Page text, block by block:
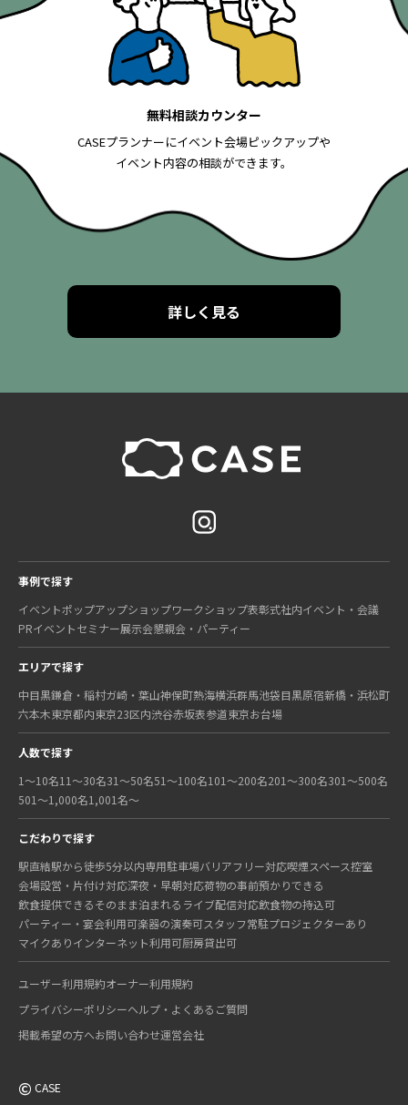
無料相談カウンター
CASEプランナーにイベント会場ピックアップや
イベント内容の相談ができます。
詳しく見る
事例で探す
イベントポップアップショップワークショップ表彰式社内イベント・会議
PRイベントセミナー展示会懇親会・パーティー
エリアで探す
中目黒鎌倉・稲村ガ崎・葉山神保町熱海横浜群馬池袋目黒原宿新橋・浜松町
六本木東京都内東京23区内渋谷赤坂表参道東京お台場
人数で探す
1〜10名11〜30名31〜50名51〜100名101〜200名201〜300名301〜500名
501〜1,000名1,001名〜
こだわりで探す
駅直結駅から徒歩5分以内専用駐車場バリアフリー対応喫煙スペース控室
会場設営・片付け対応深夜・早朝対応荷物の事前預かりできる
飲食提供できるそのまま泊まれる ライブ配信対応飲食物の持込可
パーティー・宴会利用可楽器の演奏可スタッフ常駐プロジェクターあり
マイクありインターネット利用可厨房貸出可
ユーザー利用規約オーナー利用規約
プライバシーポリシーヘルプ・よくあるご質問
掲載希望の方へお問い合わせ運営会社
© CASE